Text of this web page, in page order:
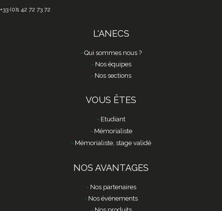
+33 (0)1 42 72 73 72
L'ANECS
Qui sommes nous ?
Nos équipes
Nos sections
VOUS ÊTES
Etudiant
Mémorialiste
Mémorialiste, stage validé
NOS AVANTAGES
Nos partenaires
Nos événements